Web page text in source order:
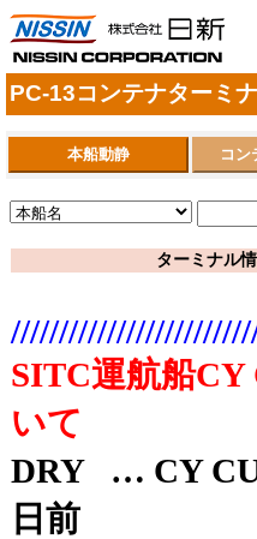
PC-13コンテナターミ
ターミナル
SITC運航船CY
いて
DRY … CY
日前